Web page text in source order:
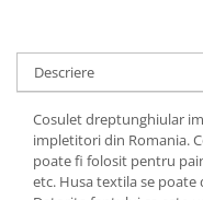
Descriere
Cosulet dreptunghiular
impletitori din Romania.
poate fi folosit pentru
etc. Husa textila se